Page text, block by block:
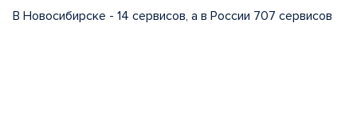
В Новосибирске - 14 сервисов, а в России 707 сервисов